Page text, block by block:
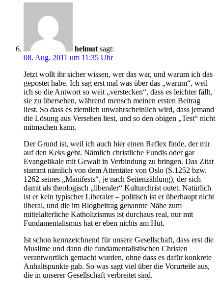
helmut sagt:
08. Aug. 2011 um 11:35 Uhr
Jetzt wollt ihr sicher wissen, wer das war, und warum ich das
gepostet habe. Ich sag erst mal was über das „warum“, weil
ich so die Antwort so weit „verstecken“, dass es leichter fällt,
sie zu übersehen, während mensch meinen ersten Beitrag
liest. So dass es ziemlich unwahrscheinlich wird, dass jemand
die Lösung aus Versehen liest, und so den obigen „Test“ nicht
mitmachen kann.
Der Grund ist, weil ich auch hier einen Reflex finde, der mir
auf den Keks geht. Nämlich christliche Fundis oder gar
Evangelikale mit Gewalt in Verbindung zu bringen. Das Zitat
stammt nämlich von dem Attentäter von Oslo (S.1252 bzw.
1262 seines „Manifests“, je nach Seitenzählung), der sich
damit als theologisch „liberaler“ Kulturchrist outet. Natürlich
ist er kein typischer Liberaler – politisch ist er überhaupt nicht
liberal, und die im Blogbeitrag genannte Nähe zum
mittelalterliche Katholizismus ist durchaus real, nur mit
Fundamentalismus hat er eben nichts am Hut.
Ist schon kennzeichnend für unsere Gesellschaft, dass erst die
Muslime und dann die fundamentalistischen Christen
verantwortlich gemacht wurden, ohne dass es dafür konkrete
Anhaltspunkte gab. So was sagt viel über die Vorurteile aus,
die in unserer Gesellschaft verbreitet sind.